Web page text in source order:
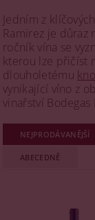
Jedním z
Ramirez je důraz
ročník vína se
kterou lze přičíst
dlouholetému
vynikající víno z
vinařství Bodegas
NEJPRODÁVANĚJŠÍ
ABECEDNĚ